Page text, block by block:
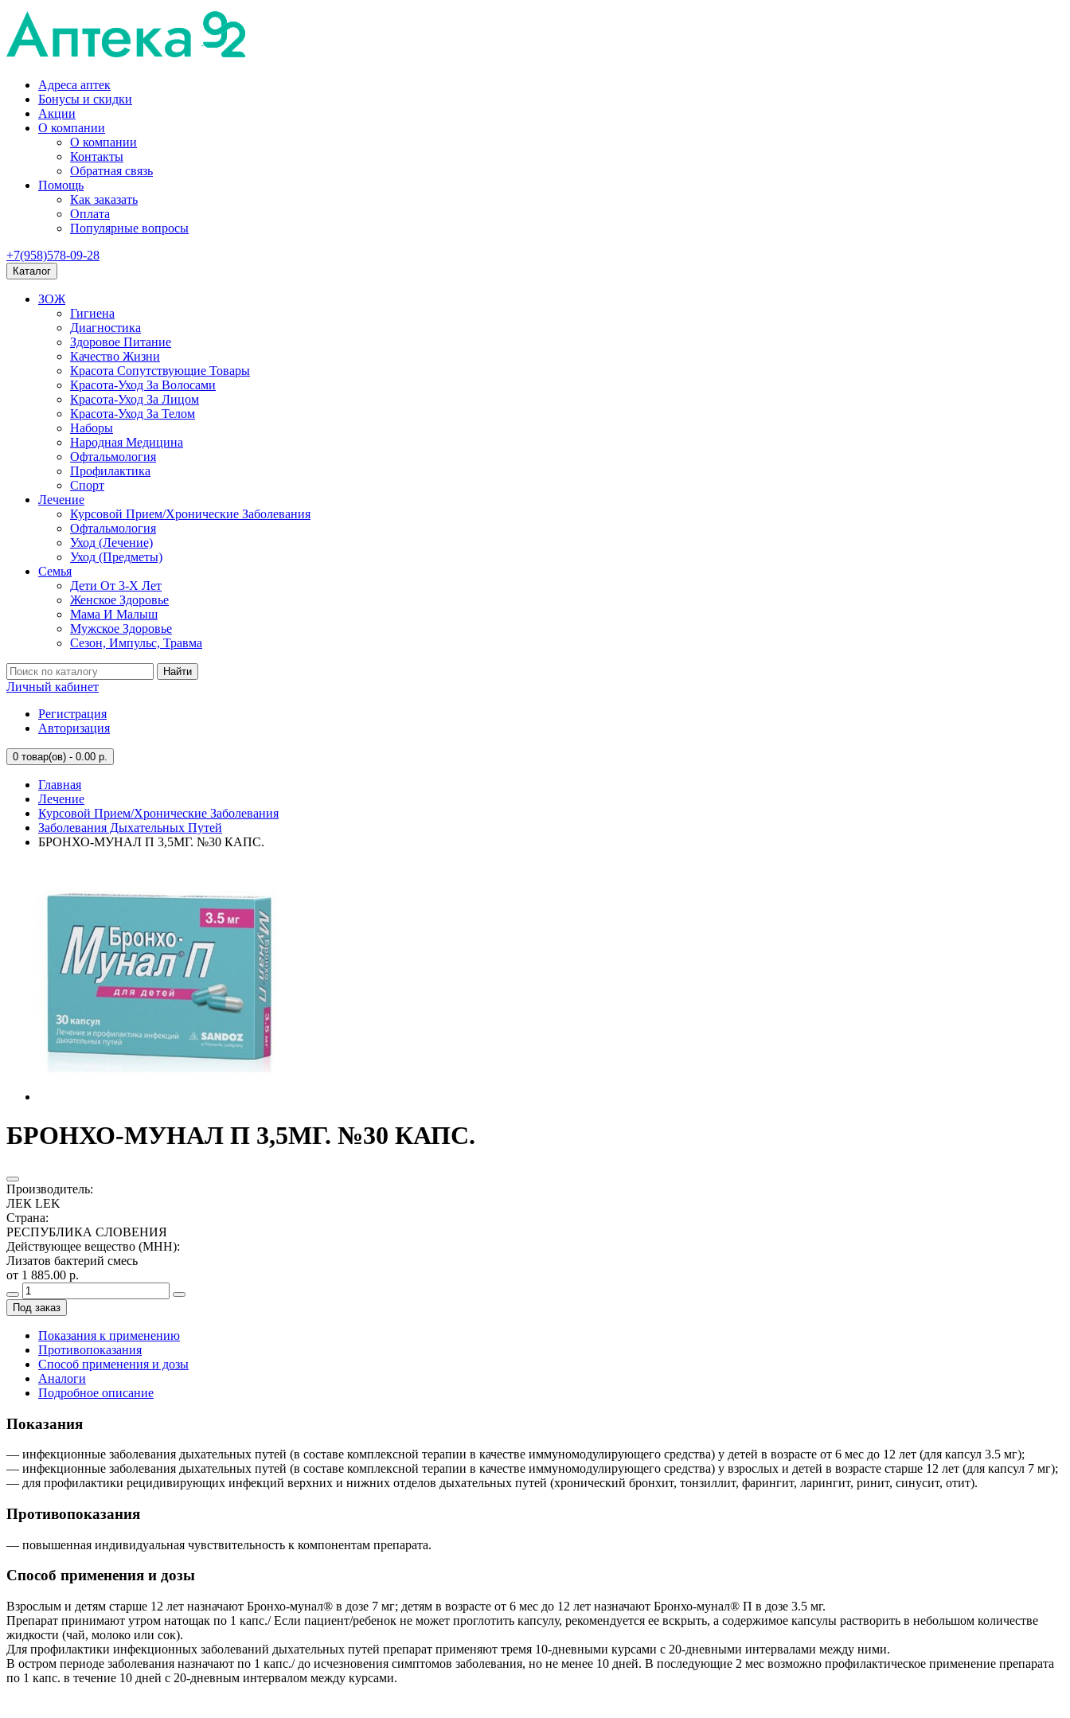
Адреса аптек
Бонусы и скидки
Акции
О компании
О компании
Контакты
Обратная связь
Помощь
Как заказать
Оплата
Популярные вопросы
+7(958)578-09-28
Каталог
ЗОЖ
Гигиена
Диагностика
Здоровое Питание
Качество Жизни
Красота Сопутствующие Товары
Красота-Уход За Волосами
Красота-Уход За Лицом
Красота-Уход За Телом
Наборы
Народная Медицина
Офтальмология
Профилактика
Спорт
Лечение
Курсовой Прием/Хронические Заболевания
Офтальмология
Уход (Лечение)
Уход (Предметы)
Семья
Дети От 3-Х Лет
Женское Здоровье
Мама И Малыш
Мужское Здоровье
Сезон, Импульс, Травма
Найти
Личный кабинет
Регистрация
Авторизация
0 товар(ов) - 0.00 р.
Главная
Лечение
Курсовой Прием/Хронические Заболевания
Заболевания Дыхательных Путей
БРОНХО-МУНАЛ П 3,5МГ. №30 КАПС.
БРОНХО-МУНАЛ П 3,5МГ. №30 КАПС.
Производитель:
ЛЕК LEK
Страна:
РЕСПУБЛИКА СЛОВЕНИЯ
Действующее вещество (МНН):
Лизатов бактерий смесь
от 1 885.00 р.
Под заказ
Показания к применению
Противопоказания
Способ применения и дозы
Аналоги
Подробное описание
Показания
— инфекционные заболевания дыхательных путей (в составе комплексной терапии в качестве иммуномодулирующего средства) у детей в возрасте от 6 мес до 12 лет (для капсул 3.5 мг);
— инфекционные заболевания дыхательных путей (в составе комплексной терапии в качестве иммуномодулирующего средства) у взрослых и детей в возрасте старше 12 лет (для капсул 7 мг);
— для профилактики рецидивирующих инфекций верхних и нижних отделов дыхательных путей (хронический бронхит, тонзиллит, фарингит, ларингит, ринит, синусит, отит).
Противопоказания
— повышенная индивидуальная чувствительность к компонентам препарата.
Способ применения и дозы
Взрослым и детям старше 12 лет назначают Бронхо-мунал® в дозе 7 мг; детям в возрасте от 6 мес до 12 лет назначают Бронхо-мунал® П в дозе 3.5 мг.
Препарат принимают утром натощак по 1 капс./ Если пациент/ребенок не может проглотить капсулу, рекомендуется ее вскрыть, а содержимое капсулы растворить в небольшом количестве
жидкости (чай, молоко или сок).
Для профилактики инфекционных заболеваний дыхательных путей препарат применяют тремя 10-дневными курсами с 20-дневными интервалами между ними.
В остром периоде заболевания назначают по 1 капс./ до исчезновения симптомов заболевания, но не менее 10 дней. В последующие 2 мес возможно профилактическое применение препарата
по 1 капс. в течение 10 дней с 20-дневным интервалом между курсами.